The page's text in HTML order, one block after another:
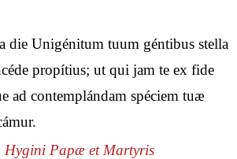
die Unigénitum tuum géntibus stella
propítius; ut qui jam te ex fide
ad contemplándam spéciem tuæ
Hygini Papæ et Martyris